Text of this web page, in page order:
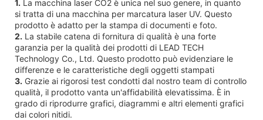
1. La macchina laser CO2 è unica nel suo genere, in quanto
si tratta di una macchina per marcatura laser UV. Questo
prodotto è adatto per la stampa di documenti e foto.
2. La stabile catena di fornitura di qualità è una forte
garanzia per la qualità dei prodotti di LEAD TECH
Technology Co., Ltd. Questo prodotto può evidenziare le
differenze e le caratteristiche degli oggetti stampati
3. Grazie ai rigorosi test condotti dal nostro team di controllo
qualità, il prodotto vanta un'affidabilità elevatissima. È in
grado di riprodurre grafici, diagrammi e altri elementi grafici
dai colori nitidi.